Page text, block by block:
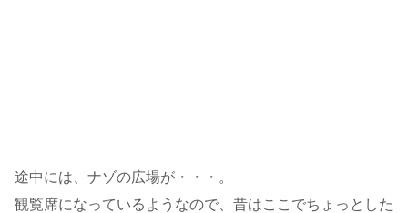
途中には、ナゾの広場が・・・。
観覧席になっているようなので、昔はここでちょっとした